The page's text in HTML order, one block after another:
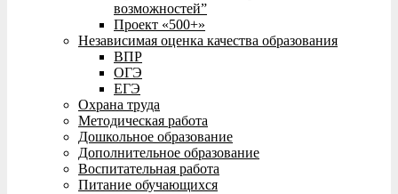
возможностей”
Проект «500+»
Независимая оценка качества образования
ВПР
ОГЭ
ЕГЭ
Охрана труда
Методическая работа
Дошкольное образование
Дополнительное образование
Воспитательная работа
Питание обучающихся